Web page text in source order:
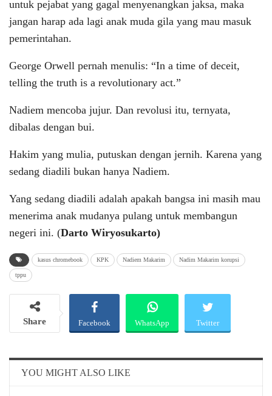
untuk pejabat yang gagal menyenangkan jaksa, maka
jangan harap ada lagi anak muda gila yang mau masuk
pemerintahan.
George Orwell pernah menulis: “In a time of deceit,
telling the truth is a revolutionary act.”
Nadiem mencoba jujur. Dan revolusi itu, ternyata,
dibalas dengan bui.
Hakim yang mulia, putuskan dengan jernih. Karena yang
sedang diadili bukan hanya Nadiem.
Yang sedang diadili adalah apakah bangsa ini masih mau
menerima anak mudanya pulang untuk membangun
negeri ini. (Darto Wiryosukarto)
kasus chromebook KPK Nadiem Makarim Nadim Makarim korupsi
tppu
Share Facebook WhatsApp Twitter
Email
YOU MIGHT ALSO LIKE